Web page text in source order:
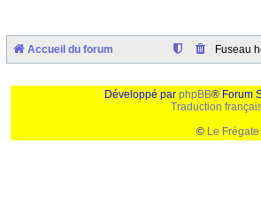
Accueil du forum Fuseau
Développé par phpBB® Forum
Traduction
© Le